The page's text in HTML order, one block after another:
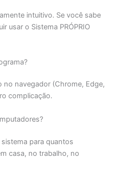
intuitivo. Se você sabe
usar o Sistema PRÓPRIO
no navegador (Chrome, Edge,
complicação.
para quantos
casa, no trabalho, no